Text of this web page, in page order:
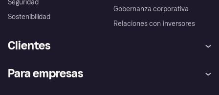
Seguridad
Sostenibilidad
Gobernanza corporativa
Relaciones con inversores
Clientes
Inicio de sesión
Para empresas